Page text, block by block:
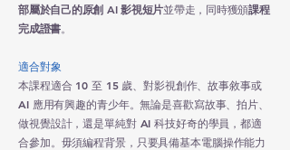
部屬於自己的原創 AI 影視短片並帶走，同時獲頒課程
完成證書。
適合對象
本課程適合 10 至 15 歲、對影視創作、故事敘事或
AI 應用有興趣的青少年。無論是喜歡寫故事、拍片、
做視覺設計，還是單純對 AI 科技好奇的學員，都適
合參加。毋須編程背景，只要具備基本電腦操作能力